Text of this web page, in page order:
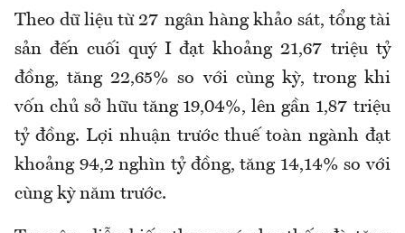
Theo dữ liệu từ 27 ngân hàng khảo sát, tổng tài
sản đến cuối quý I đạt khoảng 21,67 triệu tỷ
đồng, tăng 22,65% so với cùng kỳ, trong khi
vốn chủ sở hữu tăng 19,04%, lên gần 1,87 triệu
tỷ đồng. Lợi nhuận trước thuế toàn ngành đạt
khoảng 94,2 nghìn tỷ đồng, tăng 14,14% so với
cùng kỳ năm trước.